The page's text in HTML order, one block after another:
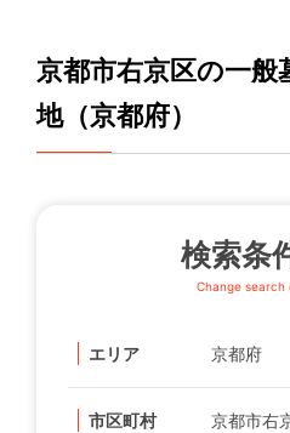
京都市右京区の一般
地（京都府）
検索条
Change search
エリア 京都府
市区町村 京都市右